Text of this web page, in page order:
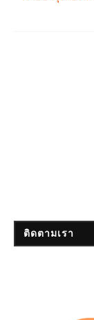
ติดตามเรา